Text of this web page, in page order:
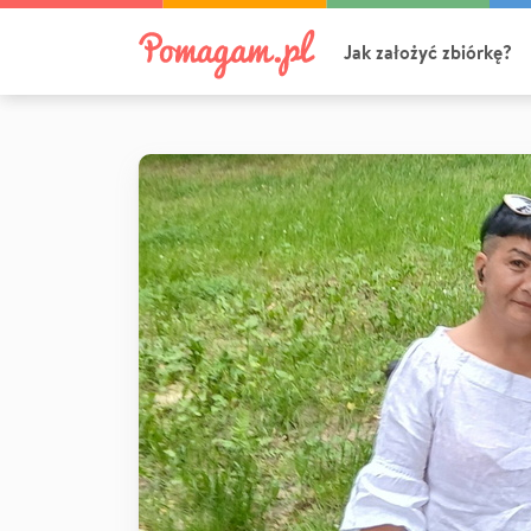
Jak założyć zbiórkę?